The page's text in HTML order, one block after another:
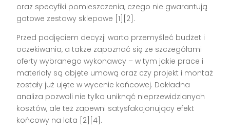
oraz specyfiki pomieszczenia, czego nie gwarantują
gotowe zestawy sklepowe [1][2] .
Przed podjęciem decyzji warto przemyśleć budżet i
oczekiwania, a także zapoznać się ze szczegółami
oferty wybranego wykonawcy – w tym jakie prace i
materiały są objęte umową oraz czy projekt i montaż
zostały już ujęte w wycenie końcowej. Dokładna
analiza pozwoli nie tylko uniknąć nieprzewidzianych
kosztów, ale też zapewni satysfakcjonujący efekt
końcowy na lata [2][4] .